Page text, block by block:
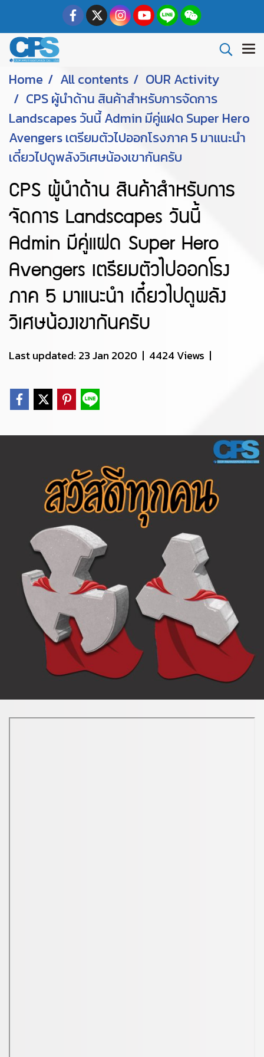
Home All contents
OUR Activity
CPS ผู้นำด้าน สินค้าสำหรับการจัดการ
Landscapes วันนี้ Admin มีคู่แฝด Super Hero
Avengers เตรียมตัวไปออกโรงภาค 5 มาแนะนำ
เดี๋ยวไปดูพลังวิเศษน้องเขากันครับ
CPS ผู้นำด้าน สินค้าสำหรับการ
จัดการ Landscapes วันนี้
Admin มีคู่แฝด Super Hero
Avengers เตรียมตัวไปออกโรง
ภาค 5 มาแนะนำ เดี๋ยวไปดูพลัง
วิเศษน้องเขากันครับ
Last updated: 23 Jan 2020 | 4424 Views |